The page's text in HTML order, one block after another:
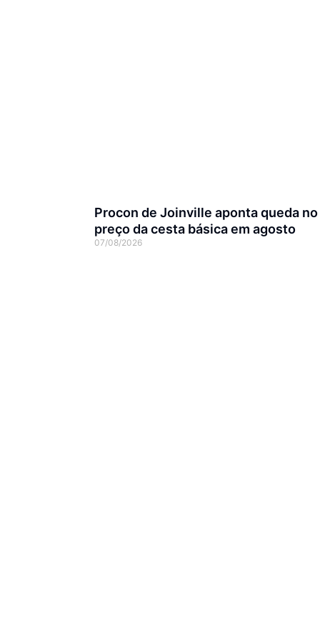
Procon de Joinville aponta queda no
preço da cesta básica em agosto
07/08/2026